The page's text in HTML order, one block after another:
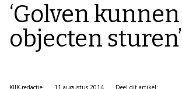
‘Golven kunnen
objecten sturen’
KIJK-redactie
11 augustus 2014
Deel dit artikel: